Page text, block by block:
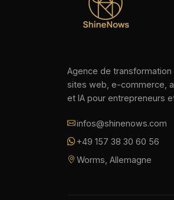
Agence de
sites web, e-commerce,
et IA pour entrepreneurs
infos@shinenows.com
+49 157 38 30 60 56
Worms, Allemagne